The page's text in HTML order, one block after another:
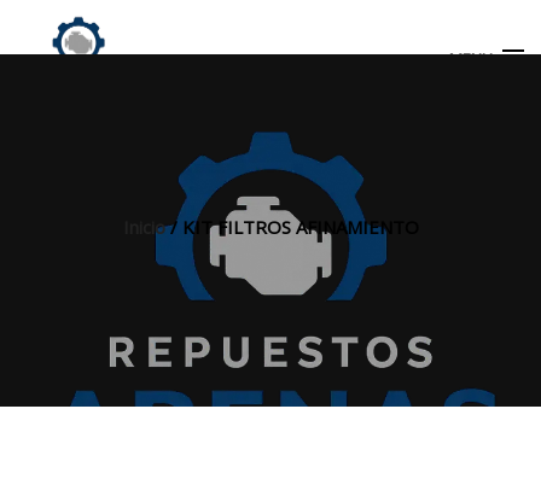
MENU
Inicio/ KIT FILTROS AFINAMIENTO